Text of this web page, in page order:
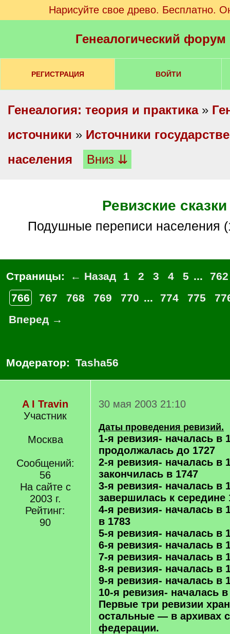
Нарисуйте свое древо. Бесплатно.
Генеалогический
РЕГИСТРАЦИЯ ВОЙТИ
Генеалогия: теория и практика»
источники » Источники
населения
Вниз ⇊
Ревизские сказки
Подушные переписи населения
Страницы: ← Назад 1 2 3 4 5 ...
762
766
767 768 769 770 ... 774 775
Вперед →
Модератор: Tasha56
A I Travin
Участник
Москва
Сообщений:
56
На сайте с
2003 г.
Рейтинг:
90
30 мая 2003 21:10
Даты проведения ревизий.
1-я ревизия- началась в
продолжалась до 1727
2-я ревизия- началась в
закончилась в 1747
3-я ревизия- началась в
завершилась к середине
4-я ревизия- началась в
в 1783
5-я ревизия- началась в
6-я ревизия- началась в
7-я ревизия- началась в
8-я ревизия- началась в
9-я ревизия- началась в
10-я ревизия- началась в
Первые три ревизии
остальные — в архивах
федерации.